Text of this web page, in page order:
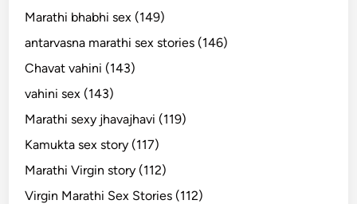
Marathi bhabhi sex (149)
antarvasna marathi sex stories (146)
Chavat vahini (143)
vahini sex (143)
Marathi sexy jhavajhavi (119)
Kamukta sex story (117)
Marathi Virgin story (112)
Virgin Marathi Sex Stories (112)